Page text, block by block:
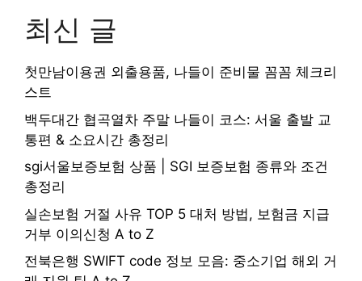
최신 글
첫만남이용권 외출용품, 나들이 준비물 꼼꼼 체크리
스트
백두대간 협곡열차 주말 나들이 코스: 서울 출발 교
통편 & 소요시간 총정리
sgi서울보증보험 상품 | SGI 보증보험 종류와 조건
총정리
실손보험 거절 사유 TOP 5 대처 방법, 보험금 지급
거부 이의신청 A to Z
전북은행 SWIFT code 정보 모음: 중소기업 해외 거